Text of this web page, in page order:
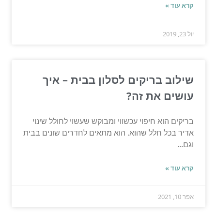
קרא עוד »
יול 23, 2019
שילוב בריקים לסלון בבית – איך
עושים את זה?
בריקים הוא חיפוי עכשווי ומבוקש שעשוי לחולל שינוי
אדיר בכל חלל שהוא. הוא מתאים לחדרים שונים בבית
וגם...
קרא עוד »
אפר 10, 2021